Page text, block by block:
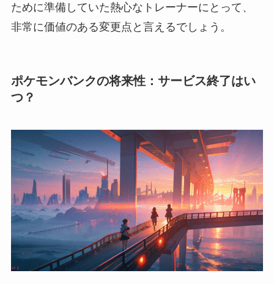
ために準備していた熱心なトレーナーにとって、
非常に価値のある変更点と言えるでしょう。
ポケモンバンクの将来性：サービス終了はい
つ？